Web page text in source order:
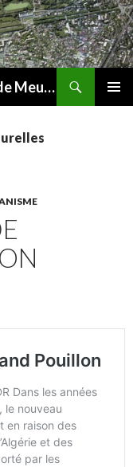
Comité de Sauvegarde des Sites de Meudon